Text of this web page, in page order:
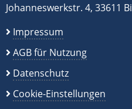
Johanneswerkstr. 4, 33611
Impressum
AGB für Nutzung
Datenschutz
Cookie-Einstellungen